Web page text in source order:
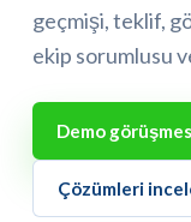
geçmişi, teklif,
ekip sorumlusu
Demo
Çözümleri